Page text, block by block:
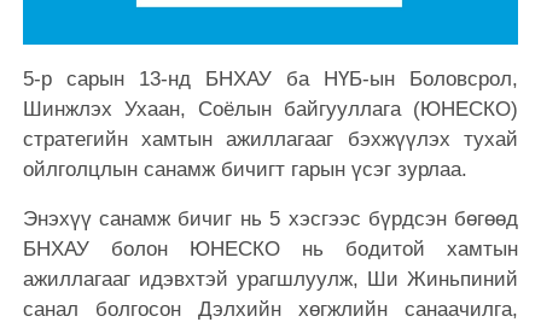
5-р сарын 13-нд БНХАУ ба НҮБ-ын Боловсрол,
Шинжлэх Ухаан, Соёлын байгууллага (ЮНЕСКО)
стратегийн хамтын ажиллагааг бэхжүүлэх тухай
ойлголцлын санамж бичигт гарын үсэг зурлаа.
Энэхүү санамж бичиг нь 5 хэсгээс бүрдсэн бөгөөд
БНХАУ болон ЮНЕСКО нь бодитой хамтын
ажиллагааг идэвхтэй урагшлуулж, Ши Жиньпиний
санал болгосон Дэлхийн хөгжлийн санаачилга,